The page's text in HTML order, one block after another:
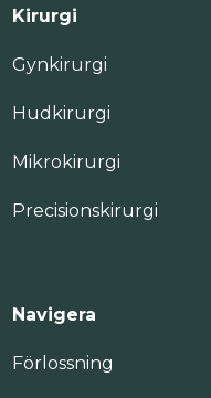
Kirurgi
Gynkirurgi
Hudkirurgi
Mikrokirurgi
Precisionskirurgi
Navigera
Förlossning